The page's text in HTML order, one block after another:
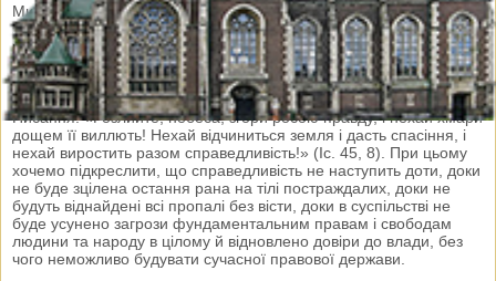
Ми висловлюємо свої глибокі співчуття сім’ям загиблих,
запевняючи їх у нашій молитовній близькості, солідаризуємося з
родинами переслідуваних, стаємо на боці побитих,
пригноблених, утиснених і зневажених. Наш голос нині
єднається з голосом мільйонів громадян України, які взивають
до неба про правду і справедливість словами Священного
Писання: «Розлийте, небеса, згори росою правду, і нехай хмари
дощем її виллють! Нехай відчиниться земля і дасть спасіння, і
нехай виростить разом справедливість!» (Іс. 45, 8). При цьому
хочемо підкреслити, що справедливість не наступить доти, доки
не буде зцілена остання рана на тілі постраждалих, доки не
будуть віднайдені всі пропалі без вісти, доки в суспільстві не
буде усунено загрози фундаментальним правам і свободам
людини та народу в цілому й відновлено довіри до влади, без
чого неможливо будувати сучасної правової держави.